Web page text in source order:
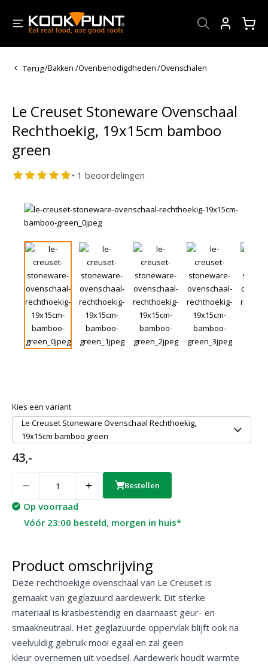
Terug/Bakken /Ovenbenodigdheden/Ovenschalen
Le Creuset Stoneware Ovenschaal
Rechthoekig, 19x15cm bamboo
green
• 1 beoordelingen
Kies een variant
Le Creuset Stoneware Ovenschaal Rechthoekig,
19x15cm bamboo green
43,-
Bestellen
Op voorraad
Vóór 23:00 besteld, morgen in huis*
Product omschrijving
Deze rechthoekige ovenschaal van Le Creuset is
gemaakt van geglazuurd aardewerk. Dit sterke
materiaal is krasbestendig en daarnaast geur- en
smaakneutraal. Het geglazuurde oppervlak blijft ook na
veelvuldig gebruik mooi egaal en zal geen
kleur overnemen uit voedsel. Aardewerk houdt warmte